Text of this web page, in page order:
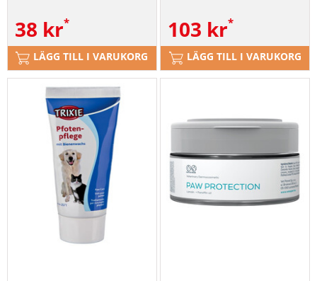
38 kr
LÄGG TILL I VARUKORG
103 kr
LÄGG TILL I VARUKORG